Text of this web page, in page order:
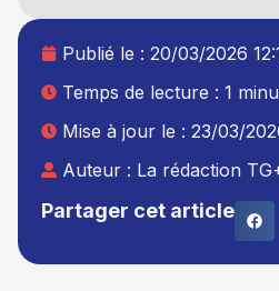
Partager cet article
Publié le : 20/03/2026
Temps de lecture : 1
Mise à jour le : 23/03/
Auteur : La rédaction